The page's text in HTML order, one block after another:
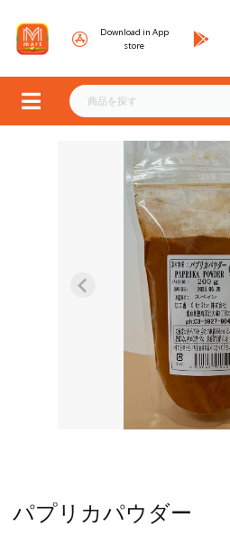
Download in App
store
パプリカパウダー